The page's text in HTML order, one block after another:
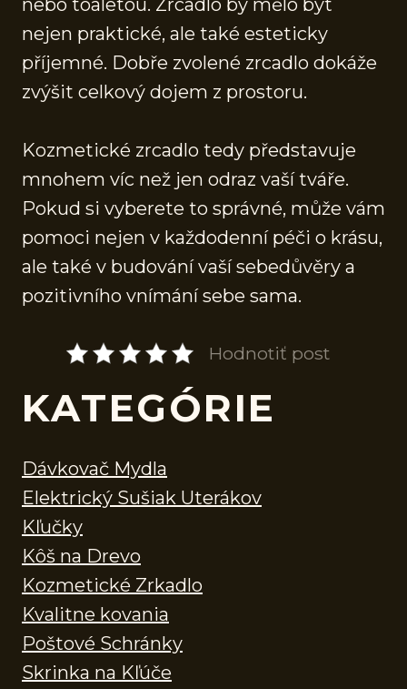
nebo toaletou. Zrcadlo by mělo být
nejen praktické, ale také esteticky
příjemné. Dobře zvolené zrcadlo dokáže
zvýšit celkový dojem z prostoru.
Kozmetické zrcadlo tedy představuje
mnohem víc než jen odraz vaší tváře.
Pokud si vyberete to správné, může vám
pomoci nejen v každodenní péči o krásu,
ale také v budování vaší sebedůvěry a
pozitivního vnímání sebe sama.
Hodnotiť post
KATEGÓRIE
Dávkovač Mydla
Elektrický Sušiak Uterákov
Kľučky
Kôš na Drevo
Kozmetické Zrkadlo
Kvalitne kovania
Poštové Schránky
Skrinka na Kľúče